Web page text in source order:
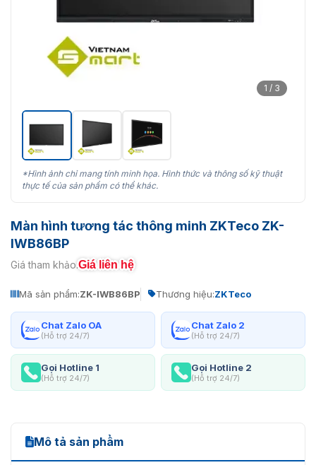
1 / 3
*Hình ảnh chỉ mang tính minh họa. Hình thức và thông số kỹ thuật
thực tế của sản phẩm có thể khác.
Màn hình tương tác thông minh ZKTeco ZK-
IWB86BP
Giá tham khảo:Giá liên hệ
Mã sản phẩm:ZK-IWB86BP Thương hiệu:ZKTeco
Chat Zalo OA
(Hỗ trợ 24/7)
Chat Zalo 2
(Hỗ trợ 24/7)
Gọi Hotline 1
(Hỗ trợ 24/7)
Gọi Hotline 2
(Hỗ trợ 24/7)
Mô tả sản phẩm